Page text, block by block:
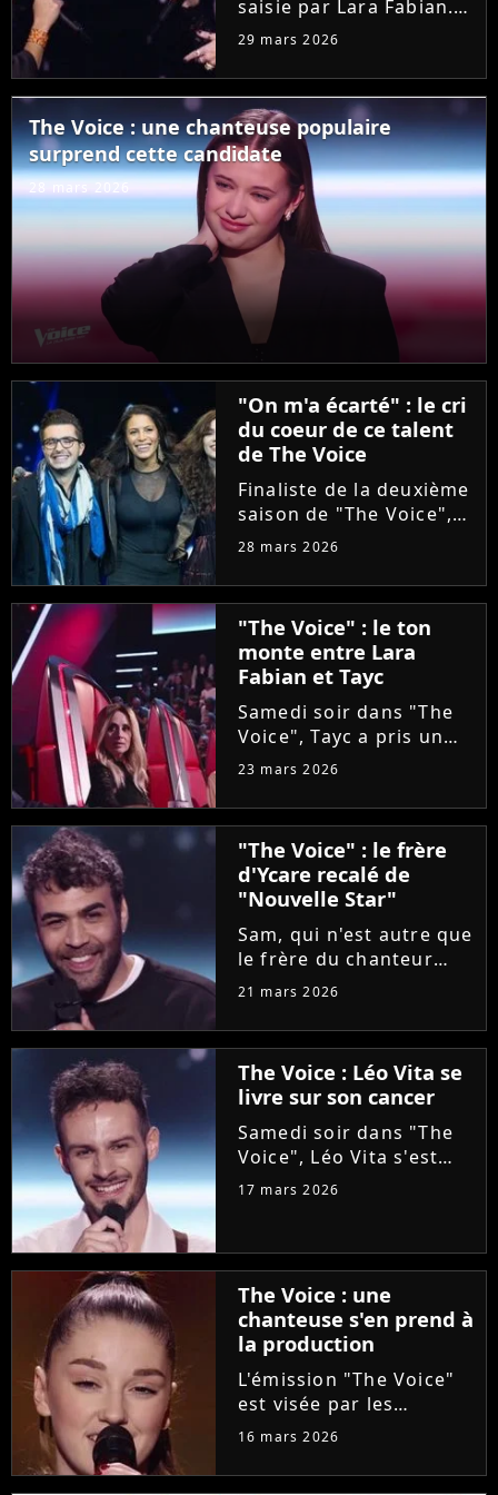
saisie par Lara Fabian.
Hier soir dans "The
Joanna, ancienne demi-
finaliste de la "Star
Academy", a bouleversé
la coach. Elle n'a pas
résisté...
29 mars 2026
The Voice : une chanteuse populaire
surprend cette candidate
28 mars 2026
"On m'a écarté" : le cri
du coeur de ce talent
de The Voice
Finaliste de la deuxième
saison de "The Voice",
Olympe se livre à coeur
le chanteur révèle que
sa carrière a été
sabotée par une
personne malveillante
qui a...
28 mars 2026
"The Voice" : le ton
monte entre Lara
Fabian et Tayc
Samedi soir dans "The
Voice", Tayc a pris un
malin plaisir à bloquer
par une artiste d'origine
italienne, tout comme
elle. Agacée, la
chanteuse a réglé ses...
23 mars 2026
"The Voice" : le frère
d'Ycare recalé de
"Nouvelle Star"
Sam, qui n'est autre que
le frère du chanteur
Ycare, a rejoint
grâce à Florent Pagny
lors de la deuxième
soirée des auditions à
l'aveugle. Une revanche
pour...
21 mars 2026
The Voice : Léo Vita se
livre sur son cancer
Samedi soir dans "The
Voice", Léo Vita s'est
présenté aux auditions
"Animaux fragiles" de
Ycare et Zaz, le jeune
talent de 25 ans a su...
17 mars 2026
The Voice : une
chanteuse s'en prend à
la production
L'émission "The Voice"
est visée par les
critiques de la
dénonce l'utilisation
16 mars 2026